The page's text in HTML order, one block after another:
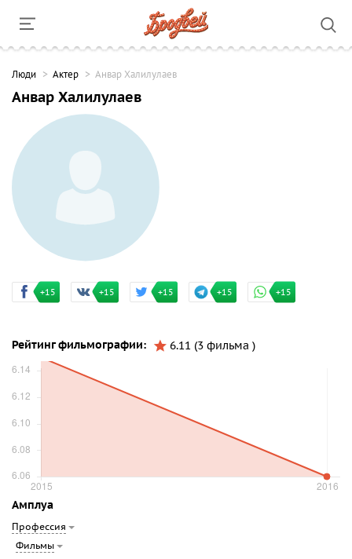
Люди Актер Анвар Халилулаев
Анвар Халилулаев
+15 +15 +15 +15 +15
Рейтинг фильмографии: 6.11 (3 фильма )
Амплуа
Профессия
Фильмы